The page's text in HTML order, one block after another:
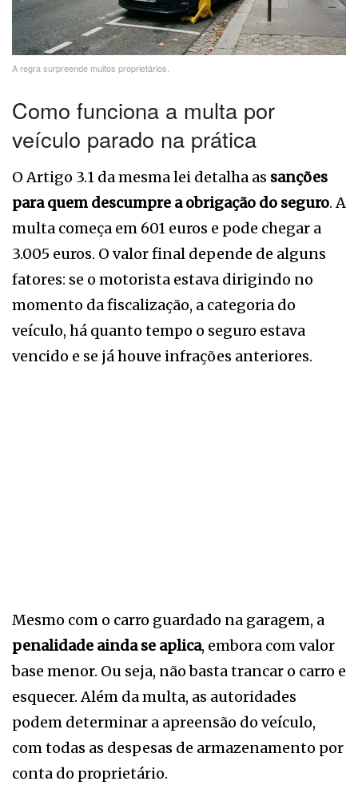
A regra surpreende muitos proprietários.
Como funciona a multa por
veículo parado na prática
O Artigo 3.1 da mesma lei detalha as sanções
para quem descumpre a obrigação do seguro. A
multa começa em 601 euros e pode chegar a
3.005 euros. O valor final depende de alguns
fatores: se o motorista estava dirigindo no
momento da fiscalização, a categoria do
veículo, há quanto tempo o seguro estava
vencido e se já houve infrações anteriores.
Mesmo com o carro guardado na garagem, a
penalidade ainda se aplica, embora com valor
base menor. Ou seja, não basta trancar o carro e
esquecer. Além da multa, as autoridades
podem determinar a apreensão do veículo,
com todas as despesas de armazenamento por
conta do proprietário.